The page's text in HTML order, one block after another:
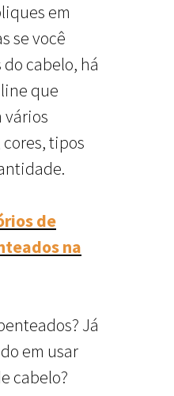
em
se você
cabelo, há
que
vários
tipos
de
na
Já
em usar
cabelo?